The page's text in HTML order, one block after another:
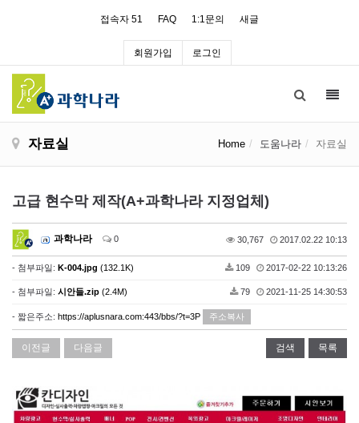
접속자 51 FAQ 1:1문의 새글
회원가입 로그인
자료실 Home 도움나라 자료실
고급 현수막 제작(A+과학나라 지정업체)
과학나라 0 30,767 2017.02.22 10:13
- 첨부파일: K-004.jpg (132.1K) 109 2017-02-22 10:13:26
- 첨부파일: 시안들.zip (2.4M) 79 2021-11-25 14:30:53
- 짧은주소: https://aplusnara.com:443/bbs/?t=3P 주소복사
이전글 다음글 검색 목록